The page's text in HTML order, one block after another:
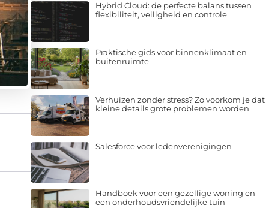
Hybrid Cloud: de perfecte balans tussen
flexibiliteit, veiligheid en controle
Praktische gids voor binnenklimaat en
buitenruimte
Verhuizen zonder stress? Zo voorkom je dat
kleine details grote problemen worden
Salesforce voor ledenverenigingen
Handboek voor een gezellige woning en
een onderhoudsvriendelijke tuin